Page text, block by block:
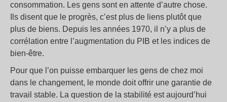
consommation. Les gens sont en attente d’autre chose.
Ils disent que le progrès, c’est plus de liens plutôt que
plus de biens. Depuis les années 1970, il n’y a plus de
corrélation entre l’augmentation du PIB et les indices de
bien-être.
Pour que l’on puisse embarquer les gens de chez moi
dans le changement, le monde doit offrir une garantie de
travail stable. La question de la stabilité est aujourd’hui